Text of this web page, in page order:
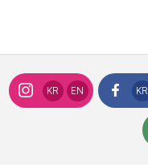
KR EN KR